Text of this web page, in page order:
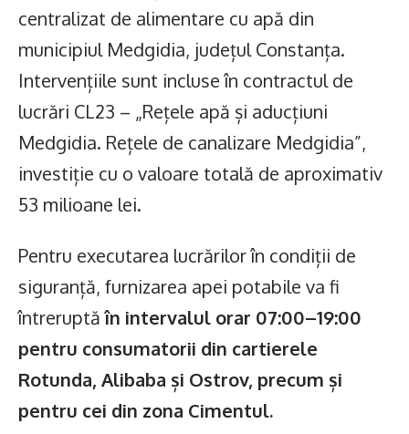
centralizat de alimentare cu apă din
municipiul Medgidia, județul Constanța.
Intervențiile sunt incluse în contractul de
lucrări CL23 – „Rețele apă și aducțiuni
Medgidia. Rețele de canalizare Medgidia”,
investiție cu o valoare totală de aproximativ
53 milioane lei.
Pentru executarea lucrărilor în condiții de
siguranță, furnizarea apei potabile va fi
întreruptăîn intervalul orar 07:00–19:00
pentru consumatorii din cartierele
Rotunda, Alibaba și Ostrov, precum și
pentru cei din zona Cimentul.